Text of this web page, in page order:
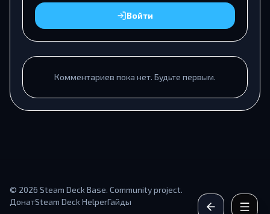
Войти
Комментариев пока нет. Будьте первым.
© 2026 Steam Deck Base. Community project.
ДонатSteam Deck HelperГайды